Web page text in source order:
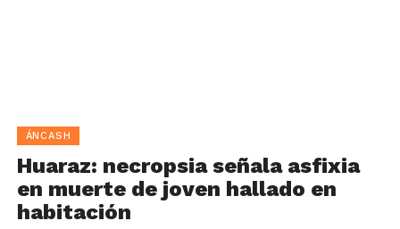
ÁNCASH
Huaraz: necropsia señala asfixia
en muerte de joven hallado en
habitación